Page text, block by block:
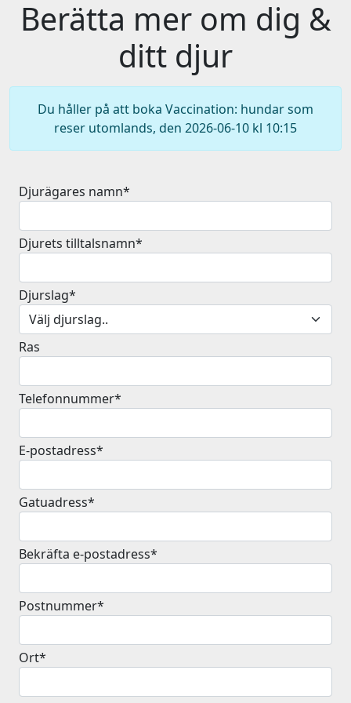
Berätta mer om dig &
ditt djur
Du håller på att boka Vaccination: hundar som
reser utomlands, den 2026-06-10 kl 10:15
Djurägares namn*
Djurets tilltalsnamn*
Djurslag*
Ras
Telefonnummer*
E-postadress*
Gatuadress*
Bekräfta e-postadress*
Postnummer*
Ort*